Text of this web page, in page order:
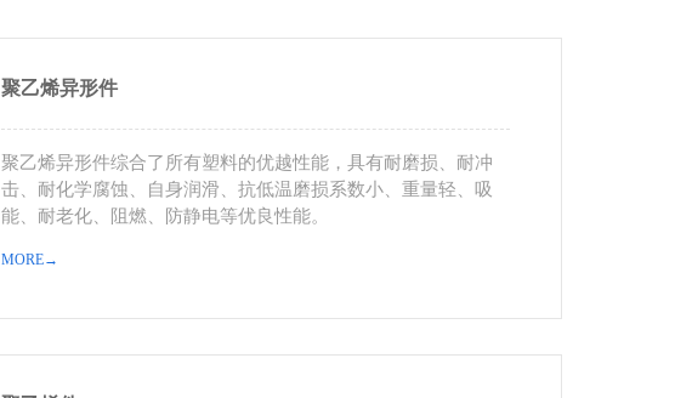
聚乙烯异形件
聚乙烯异形件综合了所有塑料的优越性能，具有耐磨损、耐冲
击、耐化学腐蚀、自身润滑、抗低温磨损系数小、重量轻、吸
能、耐老化、阻燃、防静电等优良性能。
MORE→